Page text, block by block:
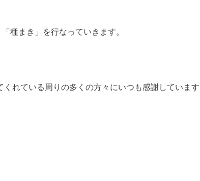
種まき」を行なっていきます。
れている周りの多くの方々にいつも感謝していま